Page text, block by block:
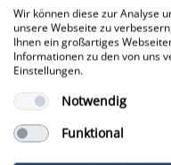
Hybride Lösung
TaxMetall
Das beste aus
Cloud-Computing
Wir können diese zur Analyse
unsere Webseite zu
Ihnen ein großartiges
Informationen zu den von uns
Einstellungen.
Notwendig
Funktional